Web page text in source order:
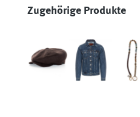
Produktgalerie überspringen
Zugehörige Produkte